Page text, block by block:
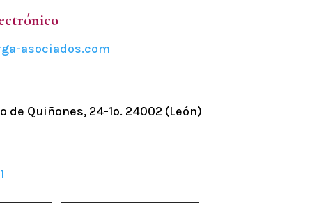
asociados.com
de Quiñones, 24-1º. 24002 (León)